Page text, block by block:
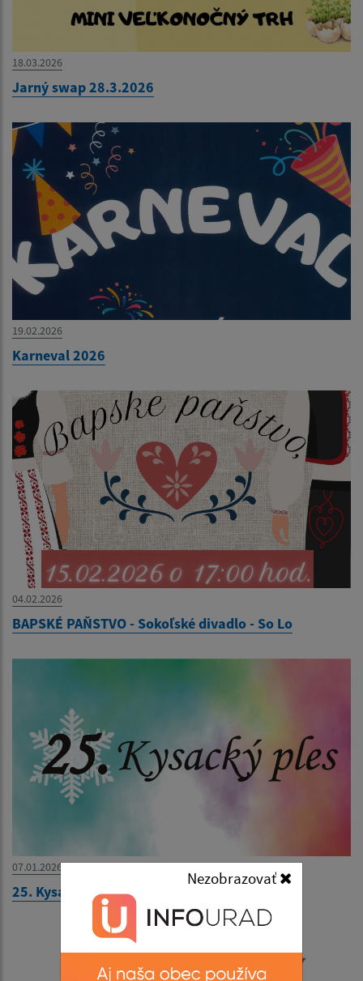
Nezobrazovať
18.03.2026
Jarný swap 28.3.2026
19.02.2026
Karneval 2026
04.02.2026
BAPSKÉ PAŇSTVO - Sokoľské divadlo - So Lo
07.01.2026
25. Kysacký ples